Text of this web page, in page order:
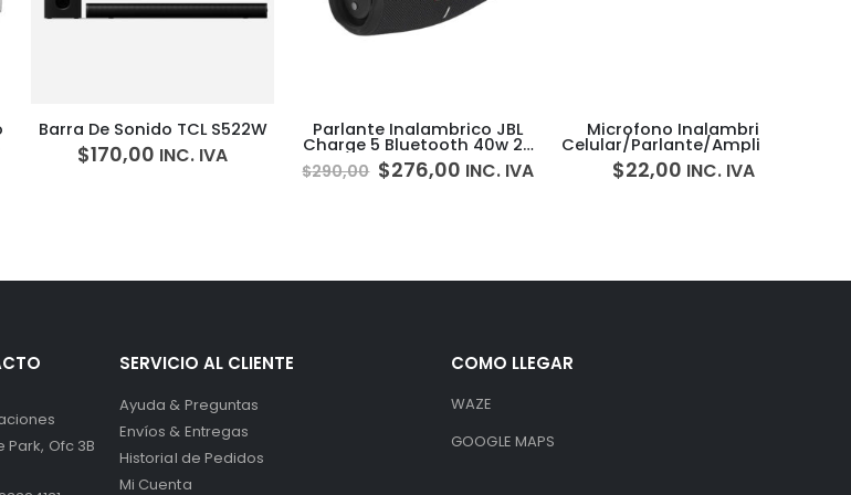
De Sonido TCL S522W
170,00 INC. IVA
Parlante Inalambrico JBL
Charge 5 Bluetooth 40w 20
Horas IP67
290,00 $276,00 INC. IVA
Microfono Inalambrico
Celular/Parlante/Amplificador
3.5mm K35
22,00INC. IVA
Park, Ofc 3B
SERVICIO AL CLIENTE
Ayuda & Preguntas
Envíos & Entregas
Historial de Pedidos
Mi Cuenta
COMO LLEGAR
WAZE
GOOGLE MAPS